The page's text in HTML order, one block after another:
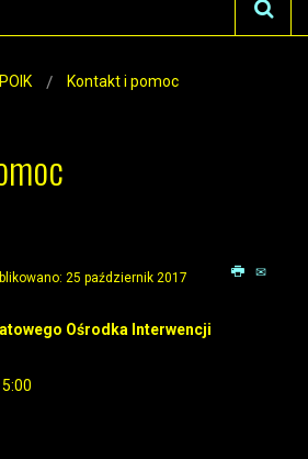
POIK Kontakt i pomoc
25 październik 2017
Ośrodka Interwencji